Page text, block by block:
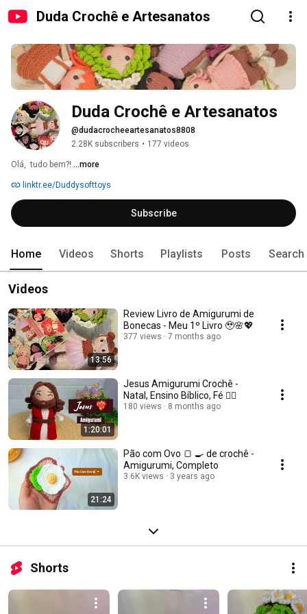
Duda Crochê e Artesanatos
Duda Crochê e Artesanatos
@dudacrocheeartesanatos8808
2.28K subscribers • 177 videos
Olá,  tudo bem?! ...more
linktr.ee/Duddysofttoys
Subscribe
Home Videos Shorts Playlists Posts Search
Videos
13:56
Review Livro de Amigurumi de
Bonecas - Meu 1º Livro 🥹🌸💖
377 views 7 months ago
1:20:01
Jesus Amigurumi Crochê -
Natal, Ensino Bíblico, Fé ❤️‍🔥
180 views 8 months ago
21:24
Pão com Ovo 🍞 🍳 de crochê -
Amigurumi, Completo
3.6K views 3 years ago
Shorts